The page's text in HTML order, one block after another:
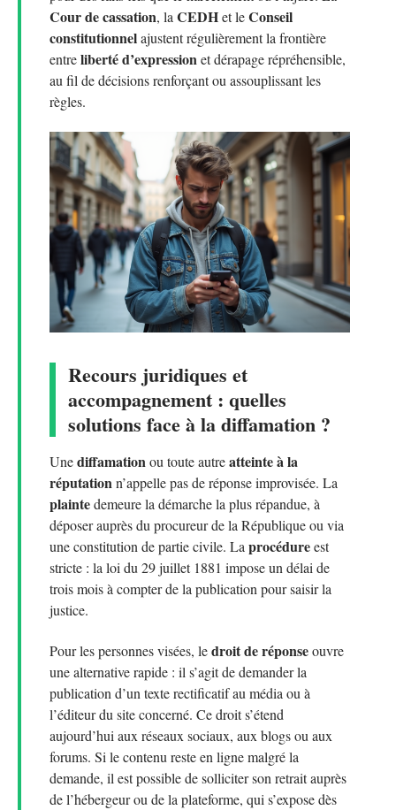
Cour de cassation, la CEDHet leConseil
constitutionnelajustent régulièrement la frontière
entreliberté d’expression et dérapage répréhensible,
au fil de décisions renforçant ou assouplissant les
règles.
Recours juridiques et
accompagnement : quelles
solutions face à la diffamation ?
Unediffamationou toute autreatteinte à la
réputationn’appelle pas de réponse improvisée. La
plaintedemeure la démarche la plus répandue, à
déposer auprès du procureur de la République ou via
une constitution de partie civile. La procédureest
stricte : la loi du 29 juillet 1881 impose un délai de
trois mois à compter de la publication pour saisir la
justice.
Pour les personnes visées, ledroit de réponseouvre
une alternative rapide : il s’agit de demander la
publication d’un texte rectificatif au média ou à
l’éditeur du site concerné. Ce droit s’étend
aujourd’hui aux réseaux sociaux, aux blogs ou aux
forums. Si le contenu reste en ligne malgré la
demande, il est possible de solliciter son retrait auprès
de l’hébergeur ou de la plateforme, qui s’expose dès